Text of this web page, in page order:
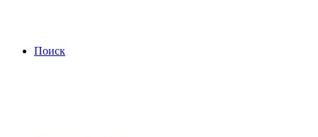
Поиск